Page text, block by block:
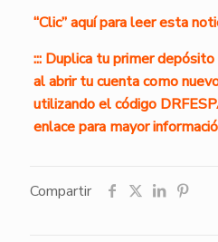
“Clic” aquí para leer esta
::: Duplica tu primer
al abrir tu cuenta como
utilizando el código
enlace para mayor
Compartir